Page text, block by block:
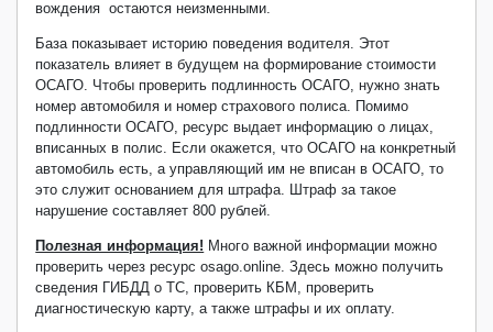
вождения остаются неизменными.
База показывает историю поведения водителя. Этот
показатель влияет в будущем на формирование стоимости
ОСАГО. Чтобы проверить подлинность ОСАГО, нужно знать
номер автомобиля и номер страхового полиса. Помимо
подлинности ОСАГО, ресурс выдает информацию о лицах,
вписанных в полис. Если окажется, что ОСАГО на конкретный
автомобиль есть, а управляющий им не вписан в ОСАГО, то
это служит основанием для штрафа. Штраф за такое
нарушение составляет 800 рублей.
Полезная информация! Много важной информации можно
проверить через ресурсosago.online. Здесь можно получить
сведения ГИБДД о ТС, проверить КБМ, проверить
диагностическую карту, а также штрафы и их оплату.